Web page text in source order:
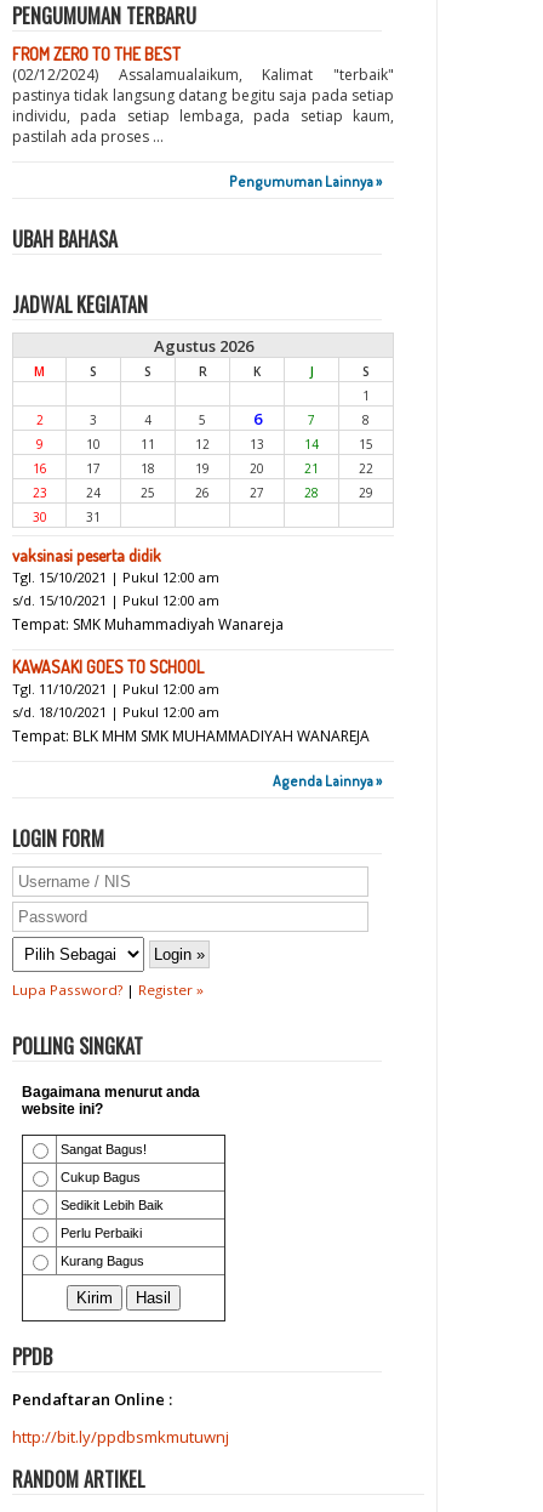
PENGUMUMAN TERBARU
FROM ZERO TO THE BEST
(02/12/2024) Assalamualaikum, Kalimat "terbaik"
pastinya tidak langsung datang begitu saja pada setiap
individu, pada setiap lembaga, pada setiap kaum,
pastilah ada proses ...
Pengumuman Lainnya »
UBAH BAHASA
JADWAL KEGIATAN
Agustus 2026
M S S R K J
S
1
2
3 4 5 6 7
8
9
10 11 12 13 14
15
16
17 18 19 20 21
22
23
24 25 26 27 28
29
30
31
vaksinasi peserta didik
Tgl. 15/10/2021 | Pukul 12:00 am
s/d. 15/10/2021 | Pukul 12:00 am
Tempat: SMK Muhammadiyah Wanareja
KAWASAKI GOES TO SCHOOL
Tgl. 11/10/2021 | Pukul 12:00 am
s/d. 18/10/2021 | Pukul 12:00 am
Tempat: BLK MHM SMK MUHAMMADIYAH WANAREJA
Agenda Lainnya »
LOGIN FORM
Lupa Password? | Register »
POLLING SINGKAT
PPDB
Pendaftaran Online :
http://bit.ly/ppdbsmkmutuwnj
RANDOM ARTIKEL